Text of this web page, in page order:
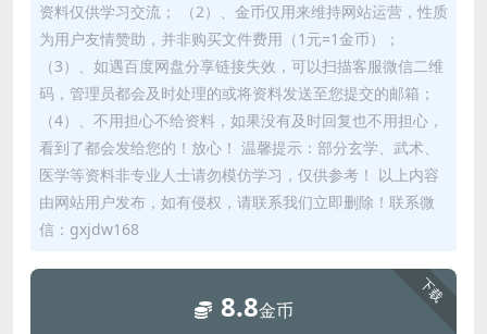
资料仅供学习交流； （2）、金币仅用来维持网站运营，性质
为用户友情赞助，并非购买文件费用（1元=1金币）；
（3）、如遇百度网盘分享链接失效，可以扫描客服微信二维
码，管理员都会及时处理的或将资料发送至您提交的邮箱；
（4）、不用担心不给资料，如果没有及时回复也不用担心，
看到了都会发给您的！放心！ 温馨提示：部分玄学、武术、
医学等资料非专业人士请勿模仿学习，仅供参考！ 以上内容
由网站用户发布，如有侵权，请联系我们立即删除！联系微
信：gxjdw168
下载
8.8金币